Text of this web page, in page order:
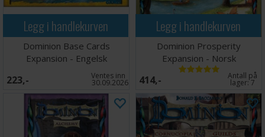
Legg i handlekurven
Dominion Base Cards
Expansion - Engelsk
223,- Ventes inn
30.09.2026
Legg i handlekurven
Dominion Prosperity
Expansion - Norsk
414,- Antall på
lager:7